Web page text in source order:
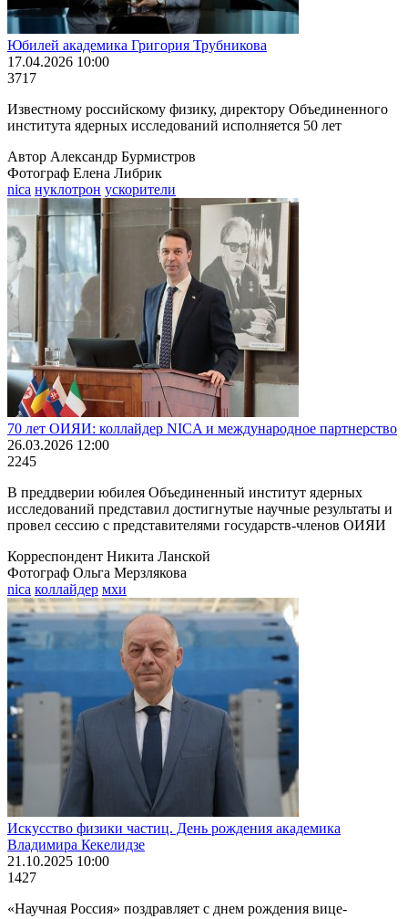
Юбилей академика Григория Трубникова
17.04.2026 10:00
3717
Известному российскому физику, директору Объединенного
института ядерных исследований исполняется 50 лет
Автор Александр Бурмистров
Фотограф Елена Либрик
nica нуклотрон ускорители
70 лет ОИЯИ: коллайдер NICA и международное партнерство
26.03.2026 12:00
2245
В преддверии юбилея Объединенный институт ядерных
исследований представил достигнутые научные результаты и
провел сессию с представителями государств-членов ОИЯИ
Корреспондент Никита Ланской
Фотограф Ольга Мерзлякова
nica коллайдер мхи
Искусство физики частиц. День рождения академика
Владимира Кекелидзе
21.10.2025 10:00
1427
«Научная Россия» поздравляет с днем рождения вице-